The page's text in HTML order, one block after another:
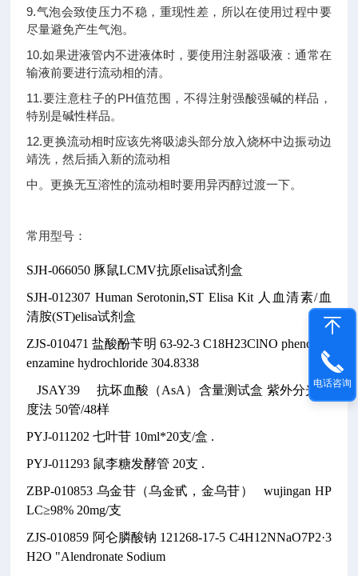
9.气泡会致使压力不稳，重现性差，所以在使用过程中要
尽量避免产生气泡。
10.如果进液管内不进液体时，要使用注射器吸液：通常在
输液前要进行流动相的清。
11.要注意柱子的PH值范围，不得注射强酸强碱的样品，
特别是碱性样品。
12.更换流动相时应该先将吸滤头部分放入烧杯中边振动边
靖洗，然后插入新的流动相
中。更换无互溶性的流动相时要用异丙醇过渡一下。
常用型号：
SJH-066050 豚鼠LCMV抗原elisa试剂盒
SJH-012307 Human Serotonin,ST Elisa Kit 人血清素/血
清胺(ST)elisa试剂盒
ZJS-010471 盐酸酚苄明 63-92-3 C18H23ClNO phenoxyb
enzamine hydrochloride 304.8338
JSAY39
抗坏血酸（AsA）含量测试盒 紫外分光光
度法 50管/48样
PYJ-011202 七叶苷 10ml*20支/盒 .
PYJ-011293 鼠李糖发酵管 20支 .
ZBP-010853 乌金苷（乌金甙，金乌苷） wujingan HP
LC≥98% 20mg/支
ZJS-010859 阿仑膦酸钠 121268-17-5 C4H12NNaO7P2·3
H2O "Alendronate Sodium
电话咨询